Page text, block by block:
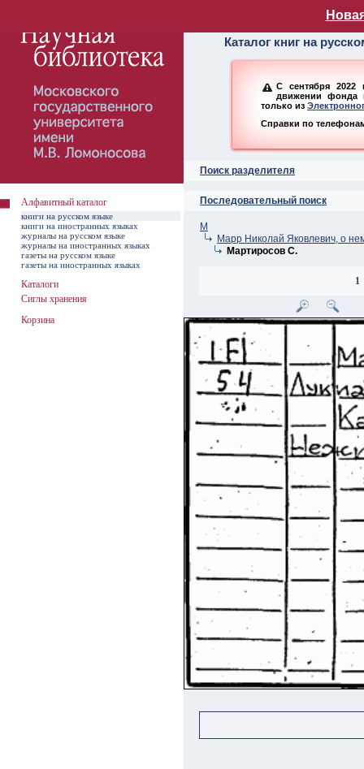
Алфавитный
Каталог книг на
С сентября 2022
движении фонда
только из
Справки по
Поиск разделителя
Последовательный поиск
М
Марр Николай Яковлевич, о
Мартиросов С.
1
Алфавитный каталог
книги на русском языке
книги на иностранных языках
журналы на русском языке
журналы на иностранных языках
газеты на русском языке
газеты на иностранных языках
Каталоги
Сиглы хранения
Корзина